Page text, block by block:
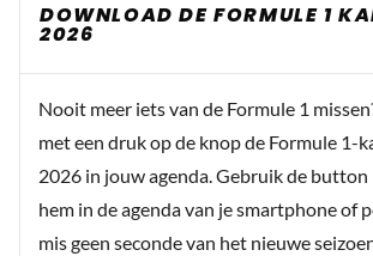
DOWNLOAD DE FORMULE 1
2026
Nooit meer iets van de Formule 1
met een druk op de knop de Formule 1-
2026 in jouw agenda. Gebruik de
hem in de agenda van je smartphone of
mis geen seconde van het nieuwe